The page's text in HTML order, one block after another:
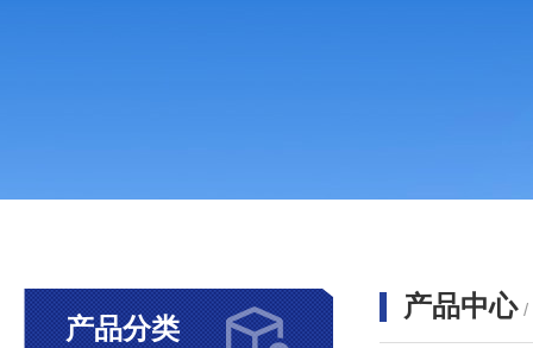
产品分类
产品中心 /